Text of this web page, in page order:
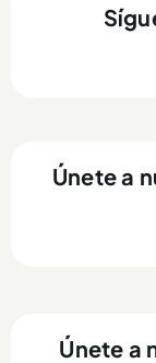
Únete a
Únete a